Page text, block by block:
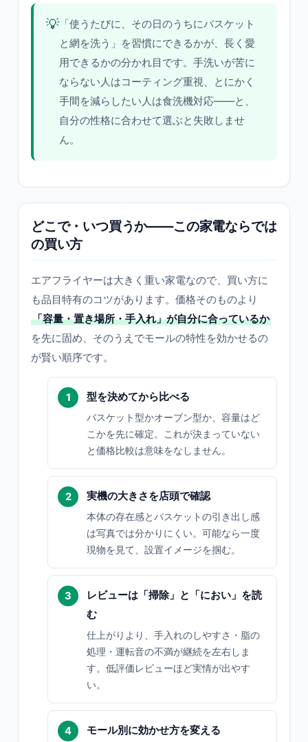
💡「使うたびに、その日のうちにバスケット
と網を洗う」を習慣にできるかが、長く愛
用できるかの分かれ目です。手洗いが苦に
ならない人はコーティング重視、とにかく
手間を減らしたい人は食洗機対応——と、
自分の性格に合わせて選ぶと失敗しませ
ん。
どこで・いつ買うか——この家電ならでは
の買い方
エアフライヤーは大きく重い家電なので、買い方に
も品目特有のコツがあります。価格そのものより
「容量・置き場所・手入れ」が自分に合っているか
を先に固め、そのうえでモールの特性を効かせるの
が賢い順序です。
型を決めてから比べる
バスケット型かオーブン型か、容量はど
こかを先に確定。これが決まっていない
と価格比較は意味をなしません。
実機の大きさを店頭で確認
本体の存在感とバスケットの引き出し感
は写真では分かりにくい。可能なら一度
現物を見て、設置イメージを掴む。
レビューは「掃除」と「におい」を読
む
仕上がりより、手入れのしやすさ・脂の
処理・運転音の不満が継続を左右しま
す。低評価レビューほど実情が出やす
い。
モール別に効かせ方を変える